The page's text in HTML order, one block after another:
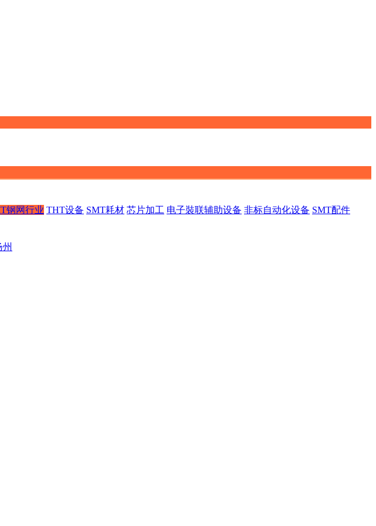
钢网行业 THT设备 SMT耗材 芯片加工 电子裝联辅助设备 非标自动化设备 SMT配件
州